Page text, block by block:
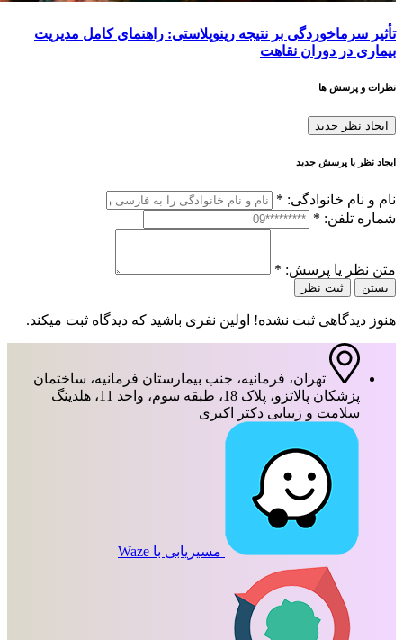
تأثیر سرماخوردگی بر نتیجه رینوپلاستی: راهنمای کامل مدیریت
بیماری در دوران نقاهت
نظرات و پرسش ها
ایجاد نظر جدید
ایجاد نظر یا پرسش جدید
نام و نام خانوادگی: *
شماره تلفن: *
متن نظر یا پرسش: *
بستن ثبت نظر
هنوز دیدگاهی ثبت نشده! اولین نفری باشید که دیدگاه ثبت میکند.
تهران، فرمانیه، جنب بیمارستان فرمانیه، ساختمان
پزشکان پالاتزو، پلاک 18، طبقه سوم، واحد 11، هلدینگ
سلامت و زیبایی دکتر اکبری
مسیریابی با Waze